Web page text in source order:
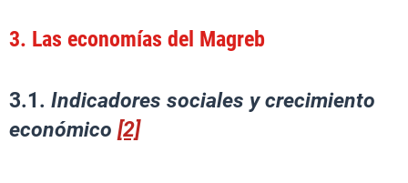
3. Las economías del Magreb
3.1. Indicadores sociales y crecimiento
económico [2]